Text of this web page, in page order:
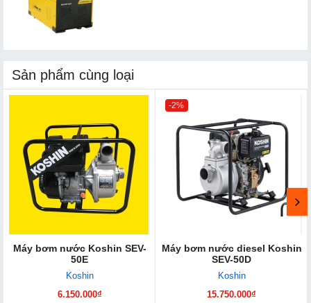
Sản phẩm cùng loại
Máy bơm nước Koshin SEV-
50E
Koshin
6.150.000₫
-2%
Máy bơm nước diesel Koshin
SEV-50D
Koshin
15.750.000₫